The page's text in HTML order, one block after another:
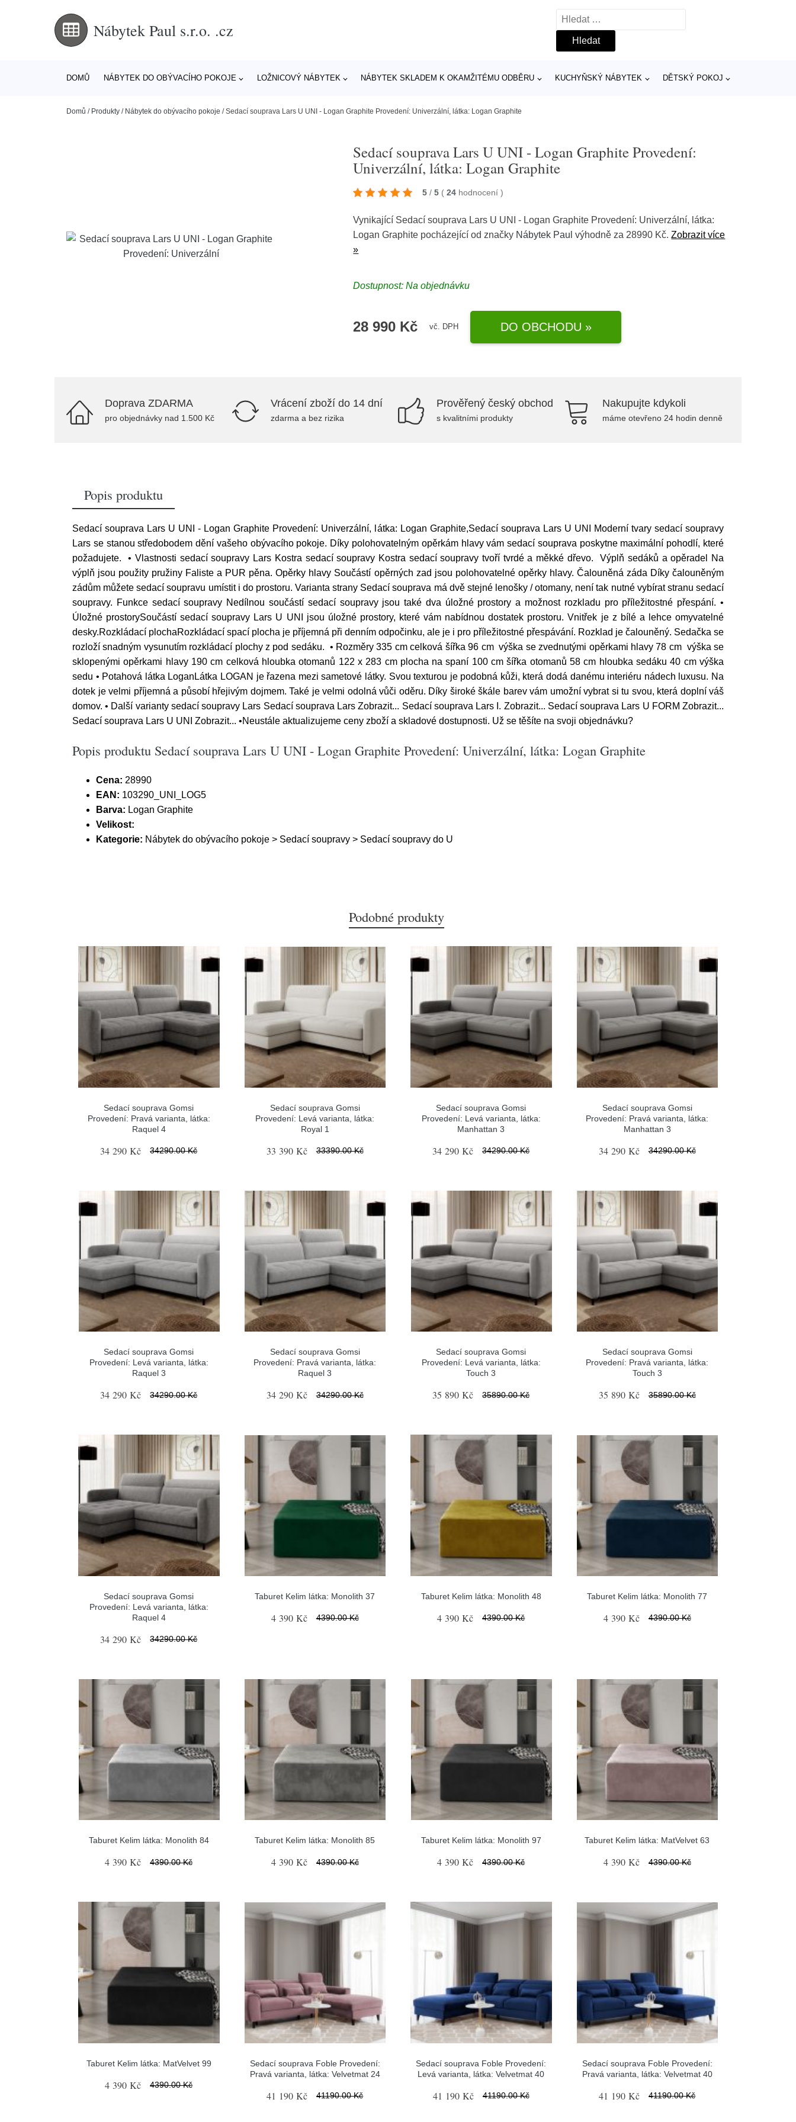
Nábytek Paul s.r.o. .cz
Vyhledávání
DOMŮ NÁBYTEK DO OBÝVACÍHO POKOJE LOŽNICOVÝ NÁBYTEK NÁBYTEK SKLADEM K OKAMŽITÉMU ODBĚRU KUCHYŇSKÝ NÁBYTEK DĚTSKÝ POKOJ
Domů / Produkty / Nábytek do obývacího pokoje /Sedací souprava Lars U UNI - Logan Graphite Provedení: Univerzální, látka: Logan Graphite
Sedací souprava Lars U UNI - Logan Graphite Provedení:
Univerzální, látka: Logan Graphite
5 / 5 ( 24 hodnocení)
Vynikající Sedací souprava Lars U UNI - Logan Graphite Provedení: Univerzální, látka:
Logan Graphite pocházející od značky Nábytek Paul výhodně za 28990 Kč.Zobrazit více
»
Dostupnost: Na objednávku
28 990 Kč vč. DPH DO OBCHODU »
Doprava ZDARMA
pro objednávky nad 1.500 Kč
Vrácení zboží do 14 dní
zdarma a bez rizika
Prověřený český obchod
s kvalitními produkty
Nakupujte kdykoli
máme otevřeno 24 hodin denně
Popis produktu
Sedací souprava Lars U UNI - Logan Graphite Provedení: Univerzální, látka: Logan Graphite,Sedací souprava Lars U UNI Moderní tvary sedací soupravy
Lars se stanou středobodem dění vašeho obývacího pokoje. Díky polohovatelným opěrkám hlavy vám sedací souprava poskytne maximální pohodlí, které
požadujete. • Vlastnosti sedací soupravy Lars Kostra sedací soupravy Kostra sedací soupravy tvoří tvrdé a měkké dřevo. Výplň sedáků a opěradel Na
výplň jsou použity pružiny Faliste a PUR pěna. Opěrky hlavy Součástí opěrných zad jsou polohovatelné opěrky hlavy. Čalouněná záda Díky čalouněným
zádům můžete sedací soupravu umístit i do prostoru. Varianta strany Sedací souprava má dvě stejné lenošky / otomany, není tak nutné vybírat stranu sedací
soupravy. Funkce sedací soupravy Nedílnou součástí sedací soupravy jsou také dva úložné prostory a možnost rozkladu pro příležitostné přespání. •
Úložné prostorySoučástí sedací soupravy Lars U UNI jsou úložné prostory, které vám nabídnou dostatek prostoru. Vnitřek je z bílé a lehce omyvatelné
desky.Rozkládací plochaRozkládací spací plocha je příjemná při denním odpočinku, ale je i pro příležitostné přespávání. Rozklad je čalouněný. Sedačka se
rozloží snadným vysunutím rozkládací plochy z pod sedáku. • Rozměry 335 cm celková šířka 96 cm výška se zvednutými opěrkami hlavy 78 cm výška se
sklopenými opěrkami hlavy 190 cm celková hloubka otomanů 122 x 283 cm plocha na spaní 100 cm šířka otomanů 58 cm hloubka sedáku 40 cm výška
sedu • Potahová látka LoganLátka LOGAN je řazena mezi sametové látky. Svou texturou je podobná kůži, která dodá danému interiéru nádech luxusu. Na
dotek je velmi příjemná a působí hřejivým dojmem. Také je velmi odolná vůči oděru. Díky široké škále barev vám umožní vybrat si tu svou, která doplní váš
domov. • Další varianty sedací soupravy Lars Sedací souprava Lars Zobrazit... Sedací souprava Lars I. Zobrazit... Sedací souprava Lars U FORM Zobrazit...
Sedací souprava Lars U UNI Zobrazit... •Neustále aktualizujeme ceny zboží a skladové dostupnosti. Už se těšíte na svoji objednávku?
Popis produktu Sedací souprava Lars U UNI - Logan Graphite Provedení: Univerzální, látka: Logan Graphite
Cena: 28990
EAN: 103290_UNI_LOG5
Barva: Logan Graphite
Velikost:
Kategorie: Nábytek do obývacího pokoje > Sedací soupravy > Sedací soupravy do U
Podobné produkty
Sedací souprava Gomsi
Provedení: Pravá varianta, látka:
Raquel 4
34 290 Kč 34290.00 Kč
Sedací souprava Gomsi
Provedení: Levá varianta, látka:
Royal 1
33 390 Kč 33390.00 Kč
Sedací souprava Gomsi
Provedení: Levá varianta, látka:
Manhattan 3
34 290 Kč 34290.00 Kč
Sedací souprava Gomsi
Provedení: Pravá varianta, látka:
Manhattan 3
34 290 Kč 34290.00 Kč
Sedací souprava Gomsi
Provedení: Levá varianta, látka:
Raquel 3
34 290 Kč 34290.00 Kč
Sedací souprava Gomsi
Provedení: Pravá varianta, látka:
Raquel 3
34 290 Kč 34290.00 Kč
Sedací souprava Gomsi
Provedení: Levá varianta, látka:
Touch 3
35 890 Kč 35890.00 Kč
Sedací souprava Gomsi
Provedení: Pravá varianta, látka:
Touch 3
35 890 Kč 35890.00 Kč
Sedací souprava Gomsi
Provedení: Levá varianta, látka:
Raquel 4
34 290 Kč 34290.00 Kč
Taburet Kelim látka: Monolith 37
4 390 Kč 4390.00 Kč
Taburet Kelim látka: Monolith 48
4 390 Kč 4390.00 Kč
Taburet Kelim látka: Monolith 77
4 390 Kč 4390.00 Kč
Taburet Kelim látka: Monolith 84
4 390 Kč 4390.00 Kč
Taburet Kelim látka: Monolith 85
4 390 Kč 4390.00 Kč
Taburet Kelim látka: Monolith 97
4 390 Kč 4390.00 Kč
Taburet Kelim látka: MatVelvet 63
4 390 Kč 4390.00 Kč
Taburet Kelim látka: MatVelvet 99
4 390 Kč 4390.00 Kč
Sedací souprava Foble Provedení:
Pravá varianta, látka: Velvetmat 24
41 190 Kč 41190.00 Kč
Sedací souprava Foble Provedení:
Levá varianta, látka: Velvetmat 40
41 190 Kč 41190.00 Kč
Sedací souprava Foble Provedení:
Pravá varianta, látka: Velvetmat 40
41 190 Kč 41190.00 Kč